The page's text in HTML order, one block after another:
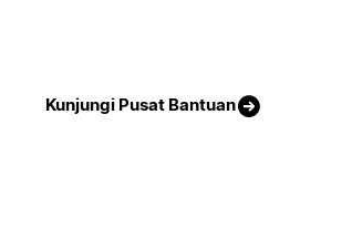
Kunjungi Pusat Bantuan